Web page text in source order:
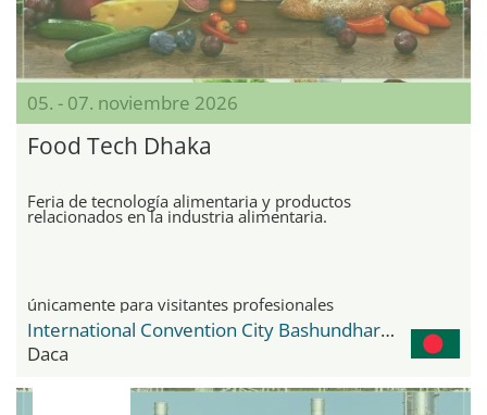
05. - 07. noviembre 2026
Food Tech Dhaka
Feria de tecnología alimentaria y productos
relacionados en la industria alimentaria.
únicamente para visitantes profesionales
International Convention City Bashundhara - ICCB
Daca